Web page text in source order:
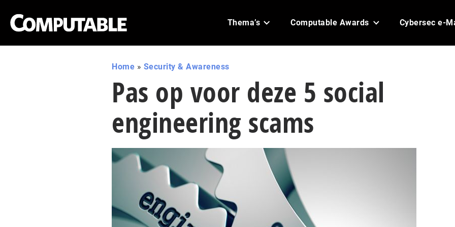
Thema’s Computable Awards Cybersec e-
Home » Security & Awareness
Pas op voor deze 5 social
engineering scams